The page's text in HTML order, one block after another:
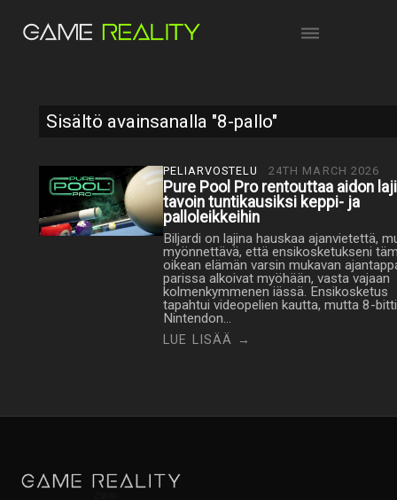
Sisältö avainsanalla "8-pallo"
PELIARVOSTELU 24TH MARCH 2026
Pure Pool Pro rentouttaa aidon
tavoin tuntikausiksi keppi- ja
palloleikkeihin
Biljardi on lajina hauskaa ajanvietettä,
myönnettävä, että ensikosketukseni
oikean elämän varsin mukavan
parissa alkoivat myöhään, vasta vajaan
kolmenkymmenen iässä. Ensikosketus
tapahtui videopelien kautta, mutta 8-
Nintendon…
LUE LISÄÄ →